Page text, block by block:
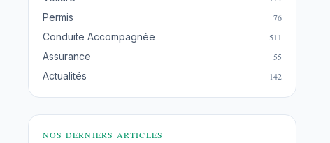
Permis 76
Conduite Accompagnée 511
Assurance 55
Actualités 142
NOS DERNIERS ARTICLES